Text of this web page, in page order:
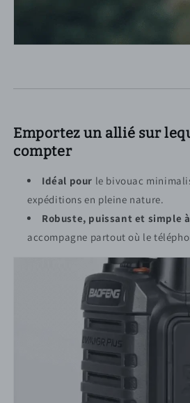
Emportez un allié sur
compter
Idéal pour le bivouac
expéditions en pleine nature.
Robuste, puissant et simple
accompagne partout où le